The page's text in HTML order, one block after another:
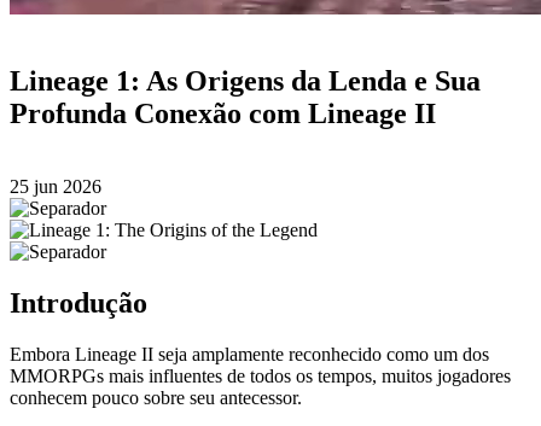
Lineage 1: As Origens da Lenda e Sua
Profunda Conexão com Lineage II
25 jun 2026
Introdução
Embora Lineage II seja amplamente reconhecido como um dos
MMORPGs mais influentes de todos os tempos, muitos jogadores
conhecem pouco sobre seu antecessor.